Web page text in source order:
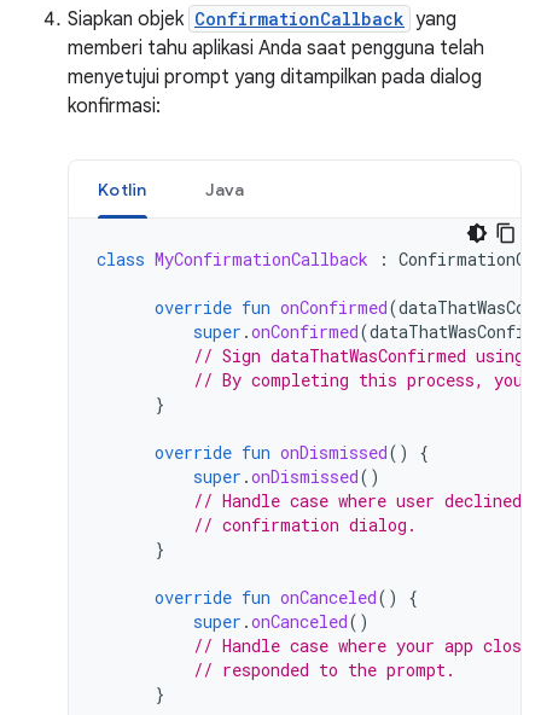
Siapkan objek ConfirmationCallback yang
memberi tahu aplikasi Anda saat pengguna telah
menyetujui prompt yang ditampilkan pada dialog
konfirmasi:
Kotlin Java
class MyConfirmationCallback :
override fun onConfirmed(
super .onConfirmed(
// Sign dataThatWasConfirmed
// By completing this process, you
}
override fun onDismissed()
{
super .onDismissed()
// Handle case where user declined
// confirmation dialog.
}
override fun onCanceled()
{
super .onCanceled()
// Handle case where your app
// responded to the prompt.
}